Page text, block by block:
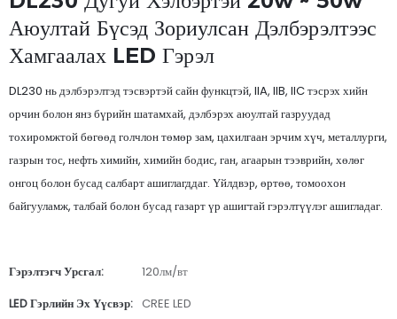
Аюултай Бүсэд Зориулсан Дэлбэрэлтээс
Хамгаалах LED Гэрэл
DL230 нь дэлбэрэлтэд тэсвэртэй сайн функцтэй, IIA, IIB, IIC тэсрэх хийн
орчин болон янз бүрийн шатамхай, дэлбэрэх аюултай газруудад
тохиромжтой бөгөөд голчлон төмөр зам, цахилгаан эрчим хүч, металлурги,
газрын тос, нефть химийн, химийн бодис, ган, агаарын тээврийн, хөлөг
онгоц болон бусад салбарт ашиглагддаг. Үйлдвэр, өртөө, томоохон
байгууламж, талбай болон бусад газарт үр ашигтай гэрэлтүүлэг ашигладаг.
Гэрэлтэгч Урсгал:
120лм/вт
LED Гэрлийн Эх Үүсвэр: CREE LED